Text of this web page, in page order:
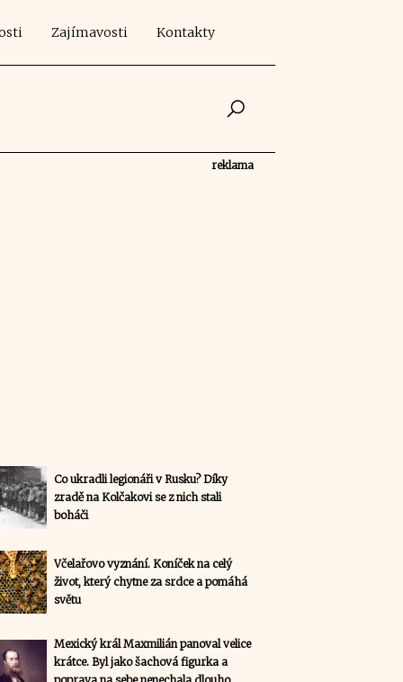
Zajímavosti Kontakty
reklama
Co ukradli legionáři v Rusku? Díky
zradě na Kolčakovi se z nich stali
boháči
Včelařovo vyznání. Koníček na celý
život, který chytne za srdce a pomáhá
světu
Mexický král Maxmilián panoval velice
krátce. Byl jako šachová figurka a